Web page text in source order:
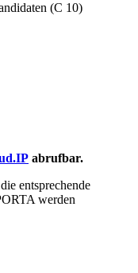
(C 10)
abrufbar.
entsprechende
werden